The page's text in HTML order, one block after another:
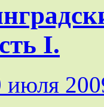
I.
июля